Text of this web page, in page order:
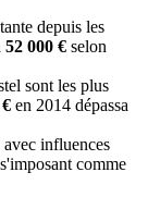
depuis les
52 000 € selon
sont les plus
en 2014 dépassa
influences
comme